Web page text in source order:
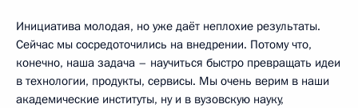
Инициатива молодая, но уже даёт неплохие результаты.
Сейчас мы сосредоточились на внедрении. Потому что,
конечно, наша задача – научиться быстро превращать идеи
в технологии, продукты, сервисы. Мы очень верим в наши
академические институты, ну и в вузовскую науку,